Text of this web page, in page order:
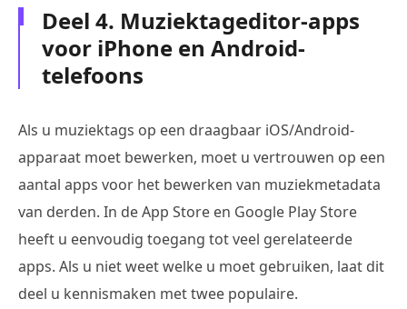
Deel 4. Muziektageditor-apps
voor iPhone en Android-
telefoons
Als u muziektags op een draagbaar iOS/Android-
apparaat moet bewerken, moet u vertrouwen op een
aantal apps voor het bewerken van muziekmetadata
van derden. In de App Store en Google Play Store
heeft u eenvoudig toegang tot veel gerelateerde
apps. Als u niet weet welke u moet gebruiken, laat dit
deel u kennismaken met twee populaire.